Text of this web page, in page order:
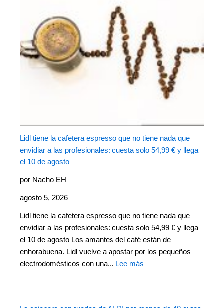
Lidl tiene la cafetera espresso que no tiene nada que
envidiar a las profesionales: cuesta solo 54,99 € y llega
el 10 de agosto
por Nacho EH
agosto 5, 2026
Lidl tiene la cafetera espresso que no tiene nada que
envidiar a las profesionales: cuesta solo 54,99 € y llega
el 10 de agosto Los amantes del café están de
enhorabuena. Lidl vuelve a apostar por los pequeños
electrodomésticos con una... Lee más